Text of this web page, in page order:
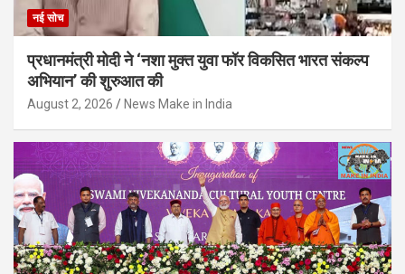
नई सोच
प्रधानमंत्री मोदी ने ‘नशा मुक्त युवा फॉर विकसित भारत संकल्प
अभियान’ की शुरुआत की
August 2, 2026 News Make in India